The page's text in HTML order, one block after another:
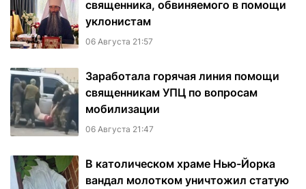
священника, обвиняемого в помощи
уклонистам
06 Августа 21:57
Заработала горячая линия помощи
священникам УПЦ по вопросам
мобилизации
06 Августа 21:47
В католическом храме Нью-Йорка
вандал молотком уничтожил статую